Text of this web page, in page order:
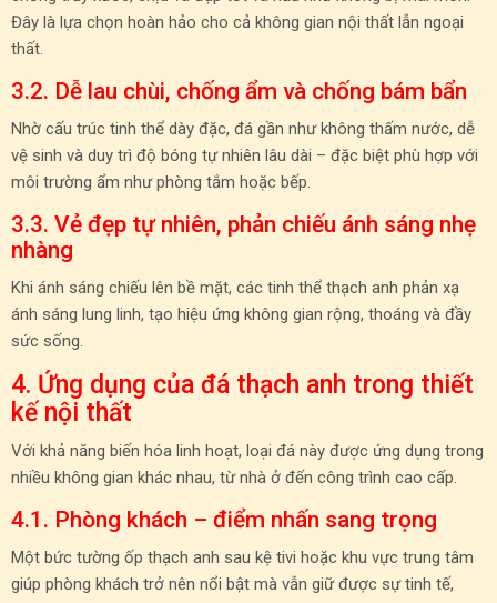
Đây là lựa chọn hoàn hảo cho cả không gian nội thất lẫn ngoại
thất.
3.2. Dễ lau chùi, chống ẩm và chống bám bẩn
Nhờ cấu trúc tinh thể dày đặc, đá gần như không thấm nước, dễ
vệ sinh và duy trì độ bóng tự nhiên lâu dài – đặc biệt phù hợp với
môi trường ẩm như phòng tắm hoặc bếp.
3.3. Vẻ đẹp tự nhiên, phản chiếu ánh sáng nhẹ
nhàng
Khi ánh sáng chiếu lên bề mặt, các tinh thể thạch anh phản xạ
ánh sáng lung linh, tạo hiệu ứng không gian rộng, thoáng và đầy
sức sống.
4. Ứng dụng của đá thạch anh trong thiết
kế nội thất
Với khả năng biến hóa linh hoạt, loại đá này được ứng dụng trong
nhiều không gian khác nhau, từ nhà ở đến công trình cao cấp.
4.1. Phòng khách – điểm nhấn sang trọng
Một bức tường ốp thạch anh sau kệ tivi hoặc khu vực trung tâm
giúp phòng khách trở nên nổi bật mà vẫn giữ được sự tinh tế,